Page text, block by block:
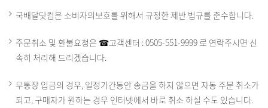
국배달닷컴은 소비자의보호를 위해서 규정한 제반 법규를 준수합니다.
주문취소 및 환불요청은 ☎고객센터 : 0505-551-9999 로 연락주시면 신
속히 처리해 드리겠습니다.
무통장 입금의 경우, 일정기간동안 송금을 하지 않으면 자동 주문 취소가
되고, 구매자가 원하는 경우 인터넷에서 바로 취소 하실 수도 있습니다.